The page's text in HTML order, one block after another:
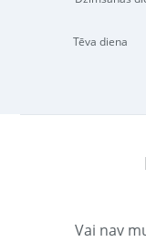
Tēva diena
Vai nav